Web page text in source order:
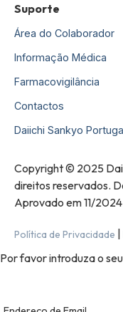
Suporte
Área do Colaborador
Informação Médica
Farmacovigilância
Contactos
Daiichi Sankyo
Copyright © 2025
direitos reservados.
Aprovado em 11/
Política de Privacidade |
Por favor introduza o